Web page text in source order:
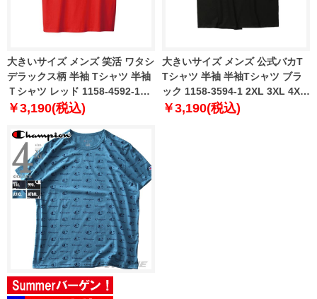
大きいサイズ メンズ 笑活 ワタシ
デラックス柄 半袖 Tシャツ 半袖
Ｔシャツ レッド 1158-4592-1
2XL 3XL 4XL 5XL
￥3,190(税込)
大きいサイズ メンズ 公式バカT
Tシャツ 半袖 半袖Tシャツ ブラ
ック 1158-3594-1 2XL 3XL 4XL
5XL
￥3,190(税込)